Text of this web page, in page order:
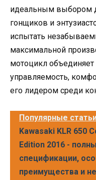
идеальным выбором
гонщиков и
испытать
максимальной
мотоцикл объединяет
управляемость,
его лидером среди
Популярные
Kawasaki KLR 650
Edition 2016 -
спецификации,
преимущества и